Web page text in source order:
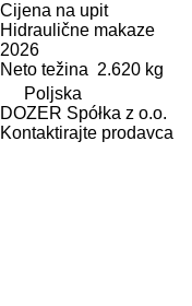
Cijena na upit
Hidraulične makaze
2026
Neto težina 2.620 kg
Poljska
DOZER Spółka z o.o.
Kontaktirajte prodavca